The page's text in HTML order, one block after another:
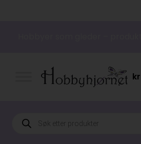
kr
Products
search